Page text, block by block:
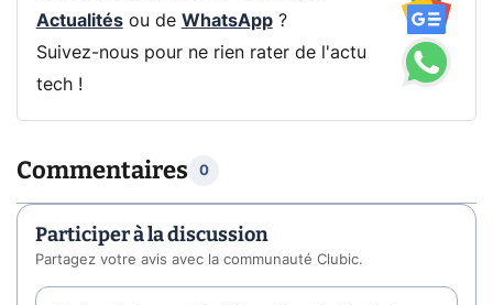
Actualitésou de WhatsApp?
Suivez-nous pour ne rien rater de l'actu
tech !
Commentaires 0
Participer à la discussion
Partagez votre avis avec la communauté Clubic.